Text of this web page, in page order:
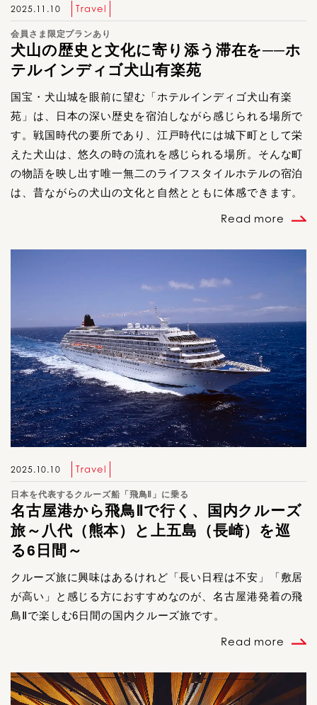
2025.11.10 Travel
会員さま限定プランあり
犬山の歴史と文化に寄り添う滞在を──ホ
テルインディゴ犬山有楽苑
国宝・犬山城を眼前に望む「ホテルインディゴ犬山有楽
苑」は、日本の深い歴史を宿泊しながら感じられる場所で
す。戦国時代の要所であり、江戸時代には城下町として栄
えた犬山は、悠久の時の流れを感じられる場所。そんな町
の物語を映し出す唯一無二のライフスタイルホテルの宿泊
は、昔ながらの犬山の文化と自然とともに体感できます。
Read more
2025.10.10 Travel
日本を代表するクルーズ船「飛鳥Ⅱ」に乗る
名古屋港から飛鳥Ⅱで行く、国内クルーズ
旅～八代（熊本）と上五島（長崎）を巡
る6日間～
クルーズ旅に興味はあるけれど「長い日程は不安」「敷居
が高い」と感じる方におすすめなのが、名古屋港発着の飛
鳥Ⅱで楽しむ6日間の国内クルーズ旅です。
Read more